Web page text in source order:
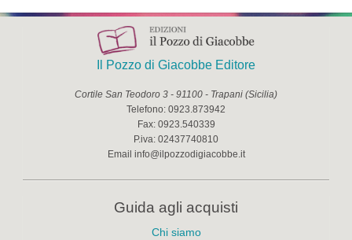
Il Pozzo di Giacobbe Editore
Cortile San Teodoro 3 - 91100 - Trapani (Sicilia)
Telefono: 0923.873942
Fax: 0923.540339
P.iva: 02437740810
Email info@ilpozzodigiacobbe.it
Guida agli acquisti
Chi siamo